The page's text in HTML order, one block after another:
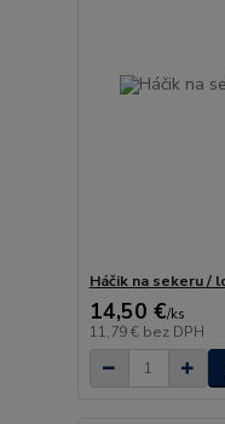
Háčik na sekeru /
14,50 €/ks
11,79 € bez DPH